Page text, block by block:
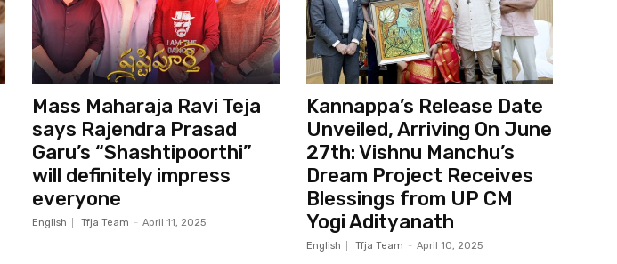
Mass Maharaja Ravi Teja
says Rajendra Prasad
Garu’s “Shashtipoorthi”
will definitely impress
everyone
English Tfja Team - April 11, 2025
Kannappa’s Release Date
Unveiled, Arriving On June
27th: Vishnu Manchu’s
Dream Project Receives
Blessings from UP CM
Yogi Adityanath
English Tfja Team - April 10, 2025